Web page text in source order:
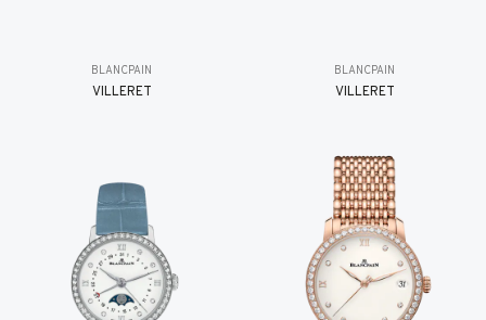
BLANCPAIN
VILLERET
BLANCPAIN
VILLERET